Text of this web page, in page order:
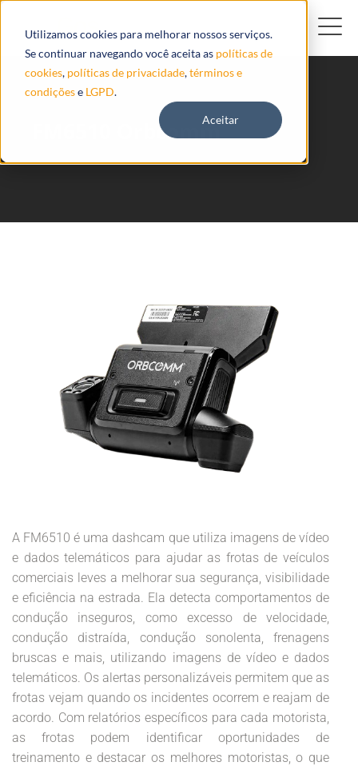
Utilizamos cookies para melhorar nossos serviços.
Se continuar navegando você aceita as políticas de
cookies, políticas de privacidade,términos e
condiçõese LGPD.
Aceitar
FM6510 Orbcomm
A FM6510 é uma dashcam que utiliza imagens de vídeo
e dados telemáticos para ajudar as frotas de veículos
comerciais leves a melhorar sua segurança, visibilidade
e eficiência na estrada. Ela detecta comportamentos de
condução inseguros, como excesso de velocidade,
condução distraída, condução sonolenta, frenagens
bruscas e mais, utilizando imagens de vídeo e dados
telemáticos. Os alertas personalizáveis permitem que as
frotas vejam quando os incidentes ocorrem e reajam de
acordo. Com relatórios específicos para cada motorista,
as frotas podem identificar oportunidades de
treinamento e destacar os melhores motoristas, o que